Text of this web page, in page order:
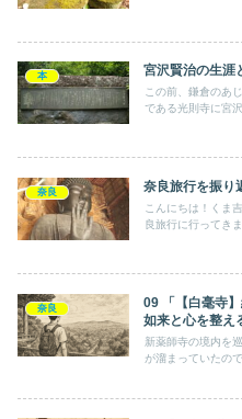
本 宮沢賢治の生涯
この前、鎌倉のあ
である光則寺に宮
奈良 奈良旅行を振り
こんにちは！くま
良旅行に行ってき
奈良
09 「【白毫寺
如来と心を整え
新薬師寺の境内を
が溜まっていたの